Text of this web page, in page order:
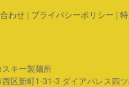
わせ| プライバシーポリシー |
スキー製麺所
西区新町1-31-3 ダイアパレス四